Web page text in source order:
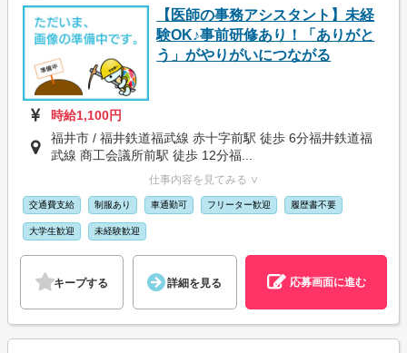
【医師の事務アシスタント】未経
験OK♪事前研修あり！「ありがと
う」がやりがいにつながる
時給1,100円
福井市 / 福井鉄道福武線 赤十字前駅 徒歩 6分福井鉄道福
武線 商工会議所前駅 徒歩 12分福...
仕事内容を見てみる ∨
交通費支給 制服あり 車通勤可 フリーター歓迎 履歴書不要
大学生歓迎 未経験歓迎
キープする 詳細を見る 応募画面に進む